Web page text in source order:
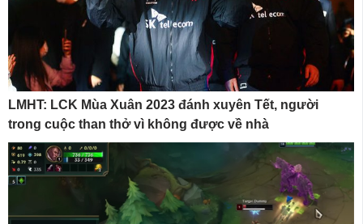
LMHT: LCK Mùa Xuân 2023 đánh xuyên Tết, người
trong cuộc than thở vì không được về nhà